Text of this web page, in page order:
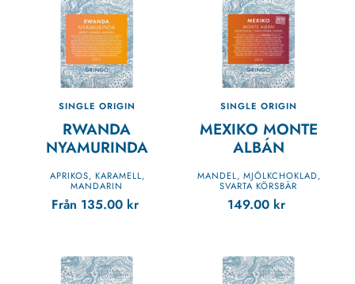
SINGLE ORIGIN
RWANDA
NYAMURINDA
APRIKOS, KARAMELL,
MANDARIN
Från 135.00 kr
SINGLE ORIGIN
MEXIKO MONTE
ALBÁN
MANDEL, MJÖLKCHOKLAD,
SVARTA KÖRSBÄR
149.00 kr